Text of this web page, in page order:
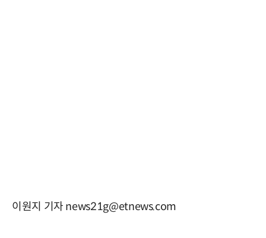
이원지 기자 news21g@etnews.com